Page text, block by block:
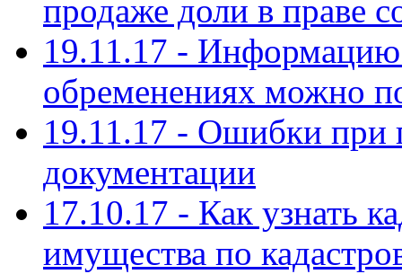
продаже доли в праве
19.11.17 - Информацию
обременениях можно
19.11.17 - Ошибки при
документации
17.10.17 - Как узнать
имущества по